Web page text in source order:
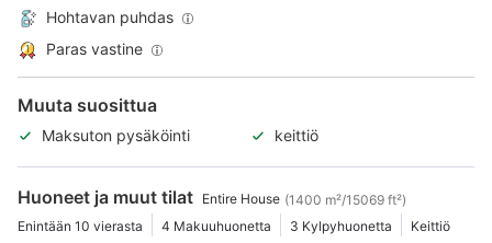
Hohtavan puhdas
Paras vastine
Muuta suosittua
Maksuton pysäköinti keittiö
Huoneet ja muut tilat Entire House (1400 m²/15069 ft²)
Enintään 10 vierasta
4 Makuuhuonetta 3 Kylpyhuonetta Keittiö